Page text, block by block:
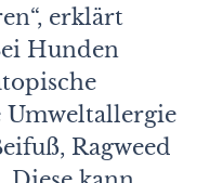
erklärt
Hunden
Umweltallergie
Ragweed